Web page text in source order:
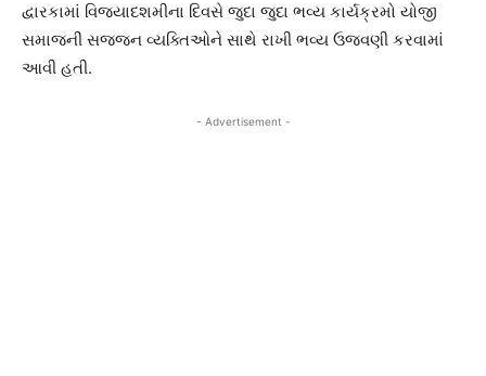
દ્વારકામાં વિજયાદશમીના દિવસે જુદા જુદા ભવ્ય કાર્યક્રમો યોજી
સમાજની સજ્જન વ્યક્તિઓને સાથે રાખી ભવ્ય ઉજવણી કરવામાં
આવી હતી.
- Advertisement -